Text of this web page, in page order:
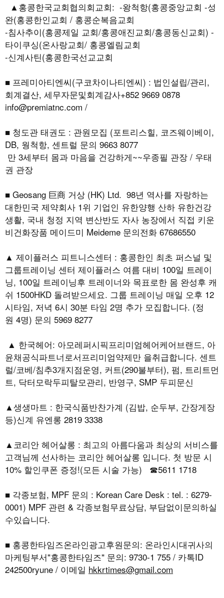
▲홍콩한국교회협의회교회: -왕척항(홍콩중앙교회 -성
완(홍콩한인교회 / 홍콩순복음교회
-침사추이(홍콩제일 교회/홍콩애진교회/홍콩동신교회) -
타이쿠싱(온사랑교회/ 홍콩엘림교회
-신계사틴(홍콩한국선교교회
■ 프레미아티엔씨(구코차이나티엔씨) : 법인설립/관리,
회계결산, 세무자문및회계감사+852 9669 0878
info@premiatnc.com /
■ 청도관 태권도 : 관원모집 (포트리스힐, 코즈웨이베이,
DB, 웡척항, 센트럴 문의 9663 8077
만 3세부터 몸과 마음을 건강하게~~우종필 관장 / 우태
권 관장
■ Geosang 巨商 거상 (HK) Ltd. 98년 역사를 자랑하는
대한민국 제약회사 1위 기업인 유한양행 산하 유한건강
생활, 국내 청정 지역 변산반도 자사 농장에서 직접 키운
비건화장품 메이드미 Meideme 문의전화 67686550
▲ 제이플러스 피트니스센터 : 홍콩한인 최초 퍼스널 및
그룹트레이닝 센터 제이플러스 여름 대비 100일 트레이
닝, 100일 트레이닝후 트레이너와 목표로한 몸 완성후 캐
쉬 1500HKD 돌려받으세요. 그룹 트레이닝 매일 오후 12
시타임, 저녁 6시 30분 타임 2명 추가 모집합니다. (정
원 4명) 문의 5969 8277
▲ 한국헤어: 아모레퍼시픽프리미엄헤어케어브랜드, 아
윤채공식파트너로서프리미엄약제만 을취급합니다. 센트
럴/코베/침추3개지점운영, 커트(290불부터), 펌, 트리트먼
트, 닥터모락두피탈모관리, 반영구, SMP 두피문신
▲생생마트 : 한국식품반찬가계 (김밥, 순두부, 간장게장
등)신계 유엔롱 2819 3338
▲코리안 헤어살롱 : 최고의 아름다움과 최상의 서비스를
고객님께 선사하는 코리안 헤어살롱 입니다. 첫 방문 시
10% 할인쿠폰 증정!(모든 시술 가능) ☎5611 1718
■ 각종보험, MPF 문의 : Korean Care Desk : tel. : 6279-
0001) MPF 관련 & 각종보험무료상담, 부담없이문의하실
수있습니다.
■ 홍콩한타임즈온라인광고후원문의: 온라인시대귀사의
마케팅부서"홍콩한타임즈" 문의: 9730-1 755 / 카톡ID
242500ryune / 이메일 hkkrtimes@gmail.com